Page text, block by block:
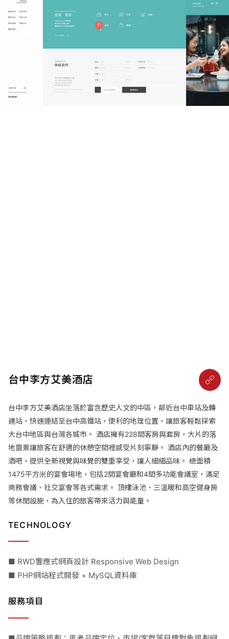
台中李方艾美酒店
台中李方艾美酒店坐落於富含歷史人文的中區，鄰近台中車站及轉
運站，快速連結至台中高鐵站，便利的地理位置，讓旅客輕鬆探索
大台中地區與台灣各城市。 酒店擁有228間客房與套房，大片的落
地窗景讓旅客在舒適的休憩空間裡感受片刻寧靜。 酒店內的餐廳及
酒吧，提供全新視覺與味覺的雙重享受，讓人細細品味。 總面積
1475平方米的宴會場地，包括2間宴會廳和4間多功能會議室，滿足
商務會議、社交宴會等各式需求。 頂樓泳池、三溫暖和高空健身房
等休閒設施，為入住的旅客帶來活力與能量。
TECHNOLOGY
■ RWD響應式網頁設計 Responsive Web Design
■ PHP網站程式開發 + MySQL資料庫
服務項目